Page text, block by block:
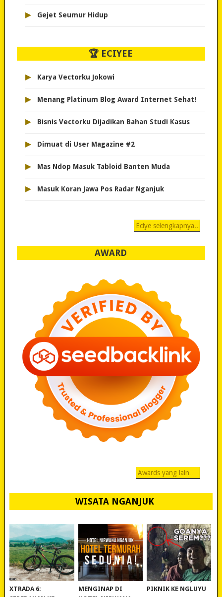
▸ Gejet Seumur Hidup
🏆 ECIYEE
▸ Karya Vectorku Jokowi
▸ Menang Platinum Blog Award Internet Sehat!
▸ Bisnis Vectorku Dijadikan Bahan Studi Kasus
▸ Dimuat di User Magazine #2
▸ Mas Ndop Masuk Tabloid Banten Muda
▸ Masuk Koran Jawa Pos Radar Nganjuk
Eciye selengkapnya..
AWARD
Awards yang lain…
WISATA NGANJUK
REVIEW POLYGON
XTRADA 6:
MURAH BANGET!
MENGINAP DI
WISATA NGANJUK:
PIKNIK KE NGLUYU